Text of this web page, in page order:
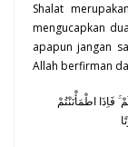
Shalat
mengucapkan
apapun jangan
Allah berfirman
فَاِذَا اطْمَأْنَنْتُمْ